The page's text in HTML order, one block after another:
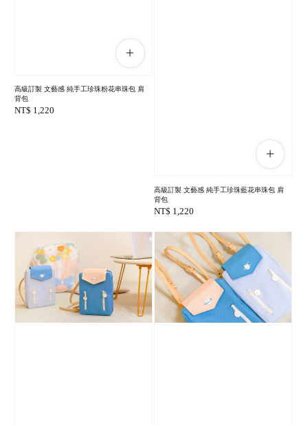
高級訂製 文藝感 純手工珍珠粉花串珠包 肩
背包
Regular
NT$ 1,220
高級訂製 文藝感 純手工珍珠藍花串珠包 肩
背包
Regular
NT$ 1,220